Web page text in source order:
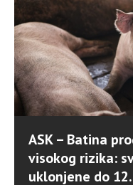
ASK – Batina
visokog rizika:
uklonjene do